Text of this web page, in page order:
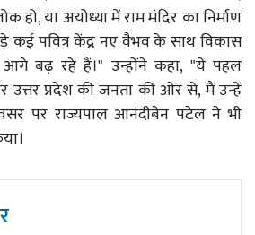
हो, या अयोध्या में राम मंदिर का निर्माण
कई पवित्र केंद्र नए वैभव के साथ विकास
आगे बढ़ रहे हैं।" उन्होंने कहा, "ये पहल
उत्तर प्रदेश की जनता की ओर से, मैं उन्हें
पर राज्यपाल आनंदीबेन पटेल ने भी